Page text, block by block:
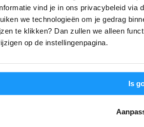
vind je in ons privacybeleid via
we technologieën om je gedrag
te klikken? Dan zullen we alleen
op de instellingenpagina.
Is
Pro is Hier: Waarom Je Smarthome Nooit
Zijn